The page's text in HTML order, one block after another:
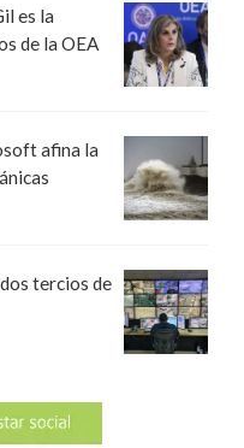
es la
de la OEA
afina la
tercios de